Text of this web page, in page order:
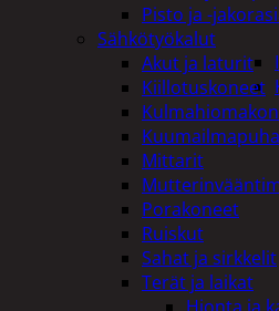
Pisto ja -
Sähkötyökalut
Akut ja laturit
Kiillotuskoneet
Mittarit
Porakoneet
Ruiskut
Sahat ja sirkkelit
Terät ja laikat